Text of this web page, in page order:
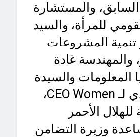
السابق، والمستشارة
للمرأة، والسيد
تنمية المشروعات
والمهندسة غادة
المعلومات والسيدة
منى مراد، المؤسس والرئيس التنفيذي لـ CEO Women،
الأحمر
وزيرة التضامن